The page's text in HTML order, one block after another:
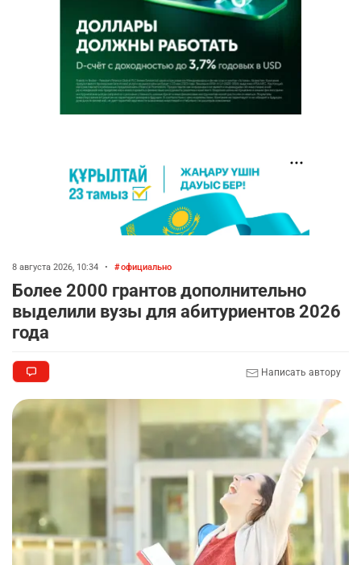
8 августа 2026, 10:34 • официально
Более 2000 грантов дополнительно
выделили вузы для абитуриентов 2026
года
Написать автору